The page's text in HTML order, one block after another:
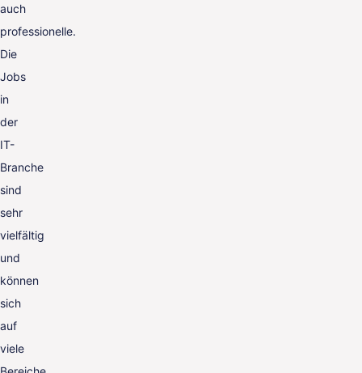
auch
professionelle.
Die
Jobs
in
der
IT-
Branche
sind
sehr
vielfältig
und
können
sich
auf
viele